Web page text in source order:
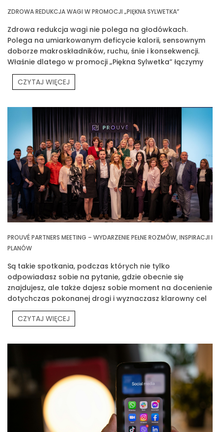
ZDROWA REDUKCJA WAGI W PROMOCJI „PIĘKNA SYLWETKA”
Zdrowa redukcja wagi nie polega na głodówkach.
Polega na umiarkowanym deficycie kalorii, sensownym
doborze makroskładników, ruchu, śnie i konsekwencji.
Właśnie dlatego w promocji „Piękna Sylwetka” łączymy
edukację z praktyką
CZYTAJ WIĘCEJ
PROUVÉ PARTNERS MEETING – WYDARZENIE PEŁNE ROZMÓW, INSPIRACJI I
PLANÓW
Są takie spotkania, podczas których nie tylko
odpowiadasz sobie na pytanie, gdzie obecnie się
znajdujesz, ale także dajesz sobie moment na docenienie
dotychczas pokonanej drogi i wyznaczasz klarowny cel
na przyszłość. Jednym z takich spotkań było Prouvé
Partners Meeting.
CZYTAJ WIĘCEJ